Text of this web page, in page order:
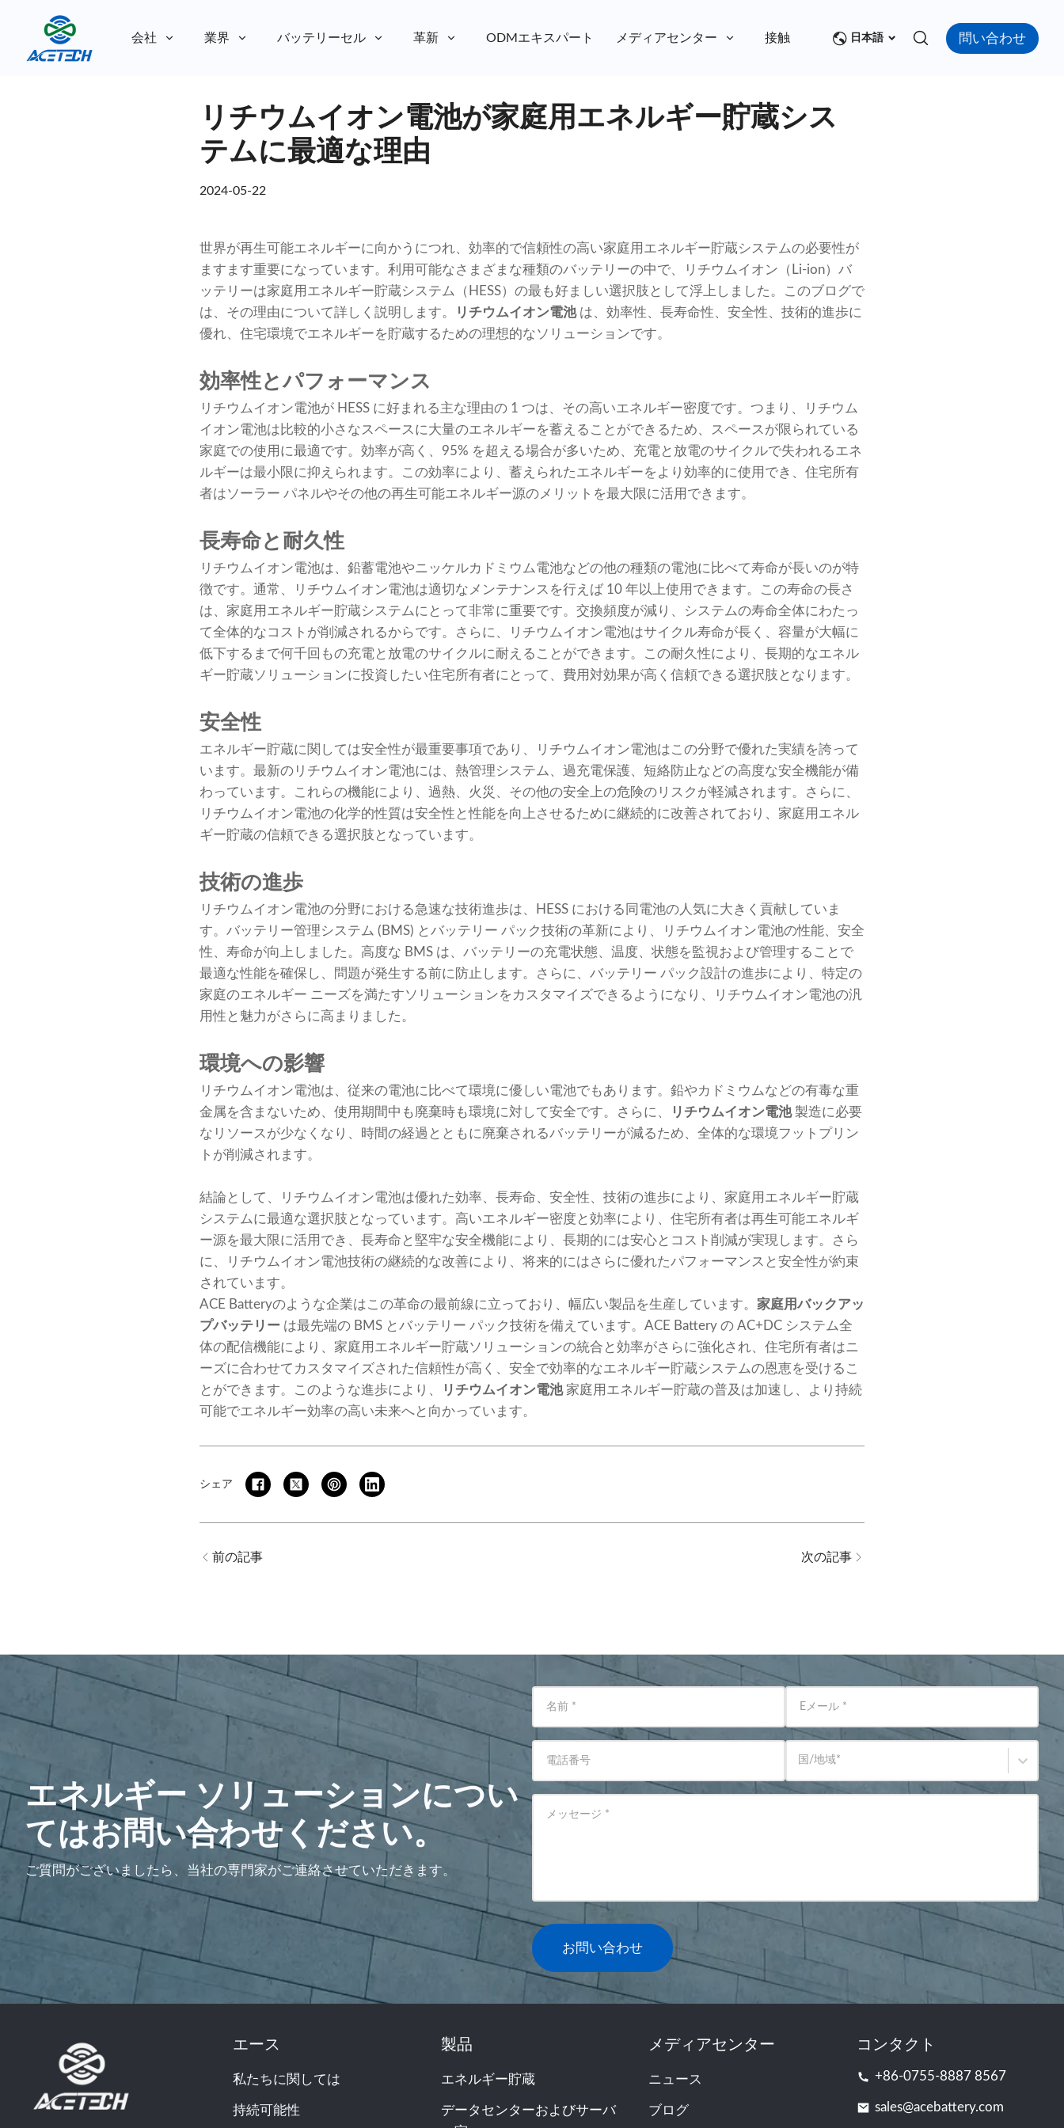
会社 業界 バッテリーセル 革新 ODMエキスパート メディアセンター 接触 日本語 問い合わせ
リチウムイオン電池が家庭用エネルギー貯蔵シス
テムに最適な理由
2024-05-22
世界が再生可能エネルギーに向かうにつれ、効率的で信頼性の高い家庭用エネルギー貯蔵システムの必要性が
ますます重要になっています。利用可能なさまざまな種類のバッテリーの中で、リチウムイオン（Li-ion）バ
ッテリーは家庭用エネルギー貯蔵システム（HESS）の最も好ましい選択肢として浮上しました。このブログで
は、その理由について詳しく説明します。
リチウムイオン電池は、効率性、長寿命性、安全性、技術的進歩に
優れ、住宅環境でエネルギーを貯蔵するための理想的なソリューションです。
効率性とパフォーマンス
リチウムイオン電池が HESS に好まれる主な理由の 1 つは、その高いエネルギー密度です。つまり、リチウム
イオン電池は比較的小さなスペースに大量のエネルギーを蓄えることができるため、スペースが限られている
家庭での使用に最適です。効率が高く、95% を超える場合が多いため、充電と放電のサイクルで失われるエネ
ルギーは最小限に抑えられます。この効率により、蓄えられたエネルギーをより効率的に使用でき、住宅所有
者はソーラー パネルやその他の再生可能エネルギー源のメリットを最大限に活用できます。
長寿命と耐久性
リチウムイオン電池は、鉛蓄電池やニッケルカドミウム電池などの他の種類の電池に比べて寿命が長いのが特
徴です。通常、リチウムイオン電池は適切なメンテナンスを行えば 10 年以上使用できます。この寿命の長さ
は、家庭用エネルギー貯蔵システムにとって非常に重要です。交換頻度が減り、システムの寿命全体にわたっ
て全体的なコストが削減されるからです。さらに、リチウムイオン電池はサイクル寿命が長く、容量が大幅に
低下するまで何千回もの充電と放電のサイクルに耐えることができます。この耐久性により、長期的なエネル
ギー貯蔵ソリューションに投資したい住宅所有者にとって、費用対効果が高く信頼できる選択肢となります。
安全性
エネルギー貯蔵に関しては安全性が最重要事項であり、リチウムイオン電池はこの分野で優れた実績を誇って
います。最新のリチウムイオン電池には、熱管理システム、過充電保護、短絡防止などの高度な安全機能が備
わっています。これらの機能により、過熱、火災、その他の安全上の危険のリスクが軽減されます。さらに、
リチウムイオン電池の化学的性質は安全性と性能を向上させるために継続的に改善されており、家庭用エネル
ギー貯蔵の信頼できる選択肢となっています。
技術の進歩
リチウムイオン電池の分野における急速な技術進歩は、HESS における同電池の人気に大きく貢献していま
す。バッテリー管理システム (BMS) とバッテリー パック技術の革新により、リチウムイオン電池の性能、安全
性、寿命が向上しました。高度な BMS は、バッテリーの充電状態、温度、状態を監視および管理することで
最適な性能を確保し、問題が発生する前に防止します。さらに、バッテリー パック設計の進歩により、特定の
家庭のエネルギー ニーズを満たすソリューションをカスタマイズできるようになり、リチウムイオン電池の汎
用性と魅力がさらに高まりました。
環境への影響
リチウムイオン電池は、従来の電池に比べて環境に優しい電池でもあります。鉛やカドミウムなどの有毒な重
金属を含まないため、使用期間中も廃棄時も環境に対して安全です。さらに、
リチウムイオン電池製造に必要
なリソースが少なくなり、時間の経過とともに廃棄されるバッテリーが減るため、全体的な環境フットプリン
トが削減されます。
結論として、リチウムイオン電池は優れた効率、長寿命、安全性、技術の進歩により、家庭用エネルギー貯蔵
システムに最適な選択肢となっています。高いエネルギー密度と効率により、住宅所有者は再生可能エネルギ
ー源を最大限に活用でき、長寿命と堅牢な安全機能により、長期的には安心とコスト削減が実現します。さら
に、リチウムイオン電池技術の継続的な改善により、将来的にはさらに優れたパフォーマンスと安全性が約束
されています。
ACE Batteryのような企業はこの革命の最前線に立っており、幅広い製品を生産しています。 家庭用バックアッ
プバッテリー は最先端の BMS とバッテリー パック技術を備えています。ACE Battery の AC+DC システム全
体の配信機能により、家庭用エネルギー貯蔵ソリューションの統合と効率がさらに強化され、住宅所有者はニ
ーズに合わせてカスタマイズされた信頼性が高く、安全で効率的なエネルギー貯蔵システムの恩恵を受けるこ
とができます。このような進歩により、
リチウムイオン電池家庭用エネルギー貯蔵の普及は加速し、より持続
可能でエネルギー効率の高い未来へと向かっています。
シェア
前の記事 次の記事
エネルギー ソリューションについ
てはお問い合わせください。
ご質問がございましたら、当社の専門家がご連絡させていただきます。
名前 * Eメール *
電話番号 国/地域*
メッセージ *
お問い合わせ
エース
私たちに関しては
持続可能性
製品
エネルギー貯蔵
データセンターおよびサーバ
メディアセンター
ニュース
ブログ
コンタクト
+86-0755-8887 8567
sales@acebattery.com